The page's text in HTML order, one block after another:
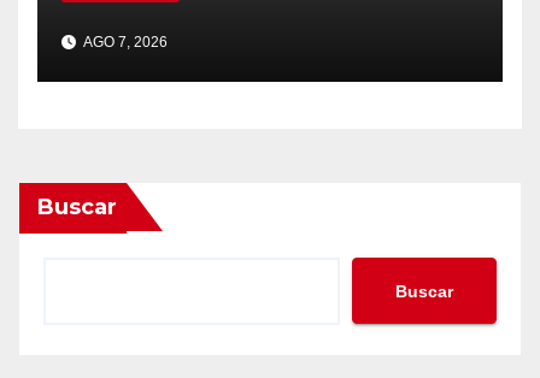
AGO 7, 2026
Buscar
Buscar